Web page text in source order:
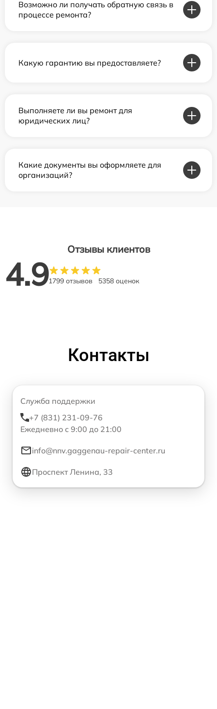
Возможно ли получать обратную связь в
процессе ремонта?
Какую гарантию вы предоставляете?
Выполняете ли вы ремонт для
юридических лиц?
Какие документы вы оформляете для
организаций?
Отзывы клиентов
4.91799 отзывов 5358 оценок
Контакты
Служба поддержки
+7 (831) 231-09-76
Ежедневно с 9:00 до 21:00
info@nnv.gaggenau-repair-center.ru
Проспект Ленина, 33